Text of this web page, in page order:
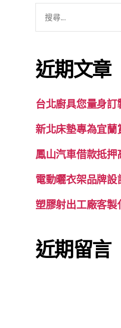
字:
近期文章
台北廚具您量身
新北床墊專為宜
鳳山汽車借款抵
電動曬衣架品牌
塑膠射出工廠客
近期留言